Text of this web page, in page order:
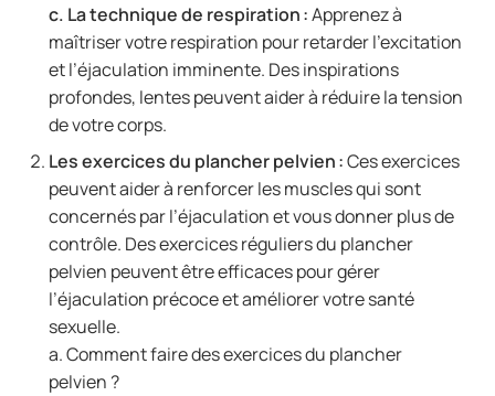
c. La technique de respiration :Apprenez à
maîtriser votre respiration pour retarder l’excitation
et l’éjaculation imminente. Des inspirations
profondes, lentes peuvent aider à réduire la tension
de votre corps.
Les exercices du plancher pelvien :Ces exercices
peuvent aider à renforcer les muscles qui sont
concernés par l’éjaculation et vous donner plus de
contrôle. Des exercices réguliers du plancher
pelvien peuvent être efficaces pour gérer
l’éjaculation précoce et améliorer votre santé
sexuelle.
a. Comment faire des exercices du plancher
pelvien ?